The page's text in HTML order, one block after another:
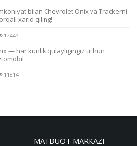
bilan Chevrolet Onix va Trackerni
xarid qiling!
12449
— har kunlik qulayligingiz uchun
11814
MATBUOT MARKAZI